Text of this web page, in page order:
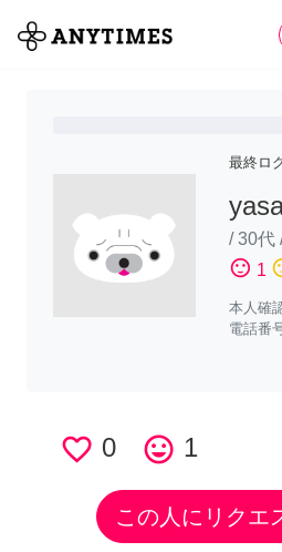
全て
最終ロ
/30代
sentiment_satisfied 1
本人確
電話番
favorite_border 0 tag_faces 1
この人にリクエ